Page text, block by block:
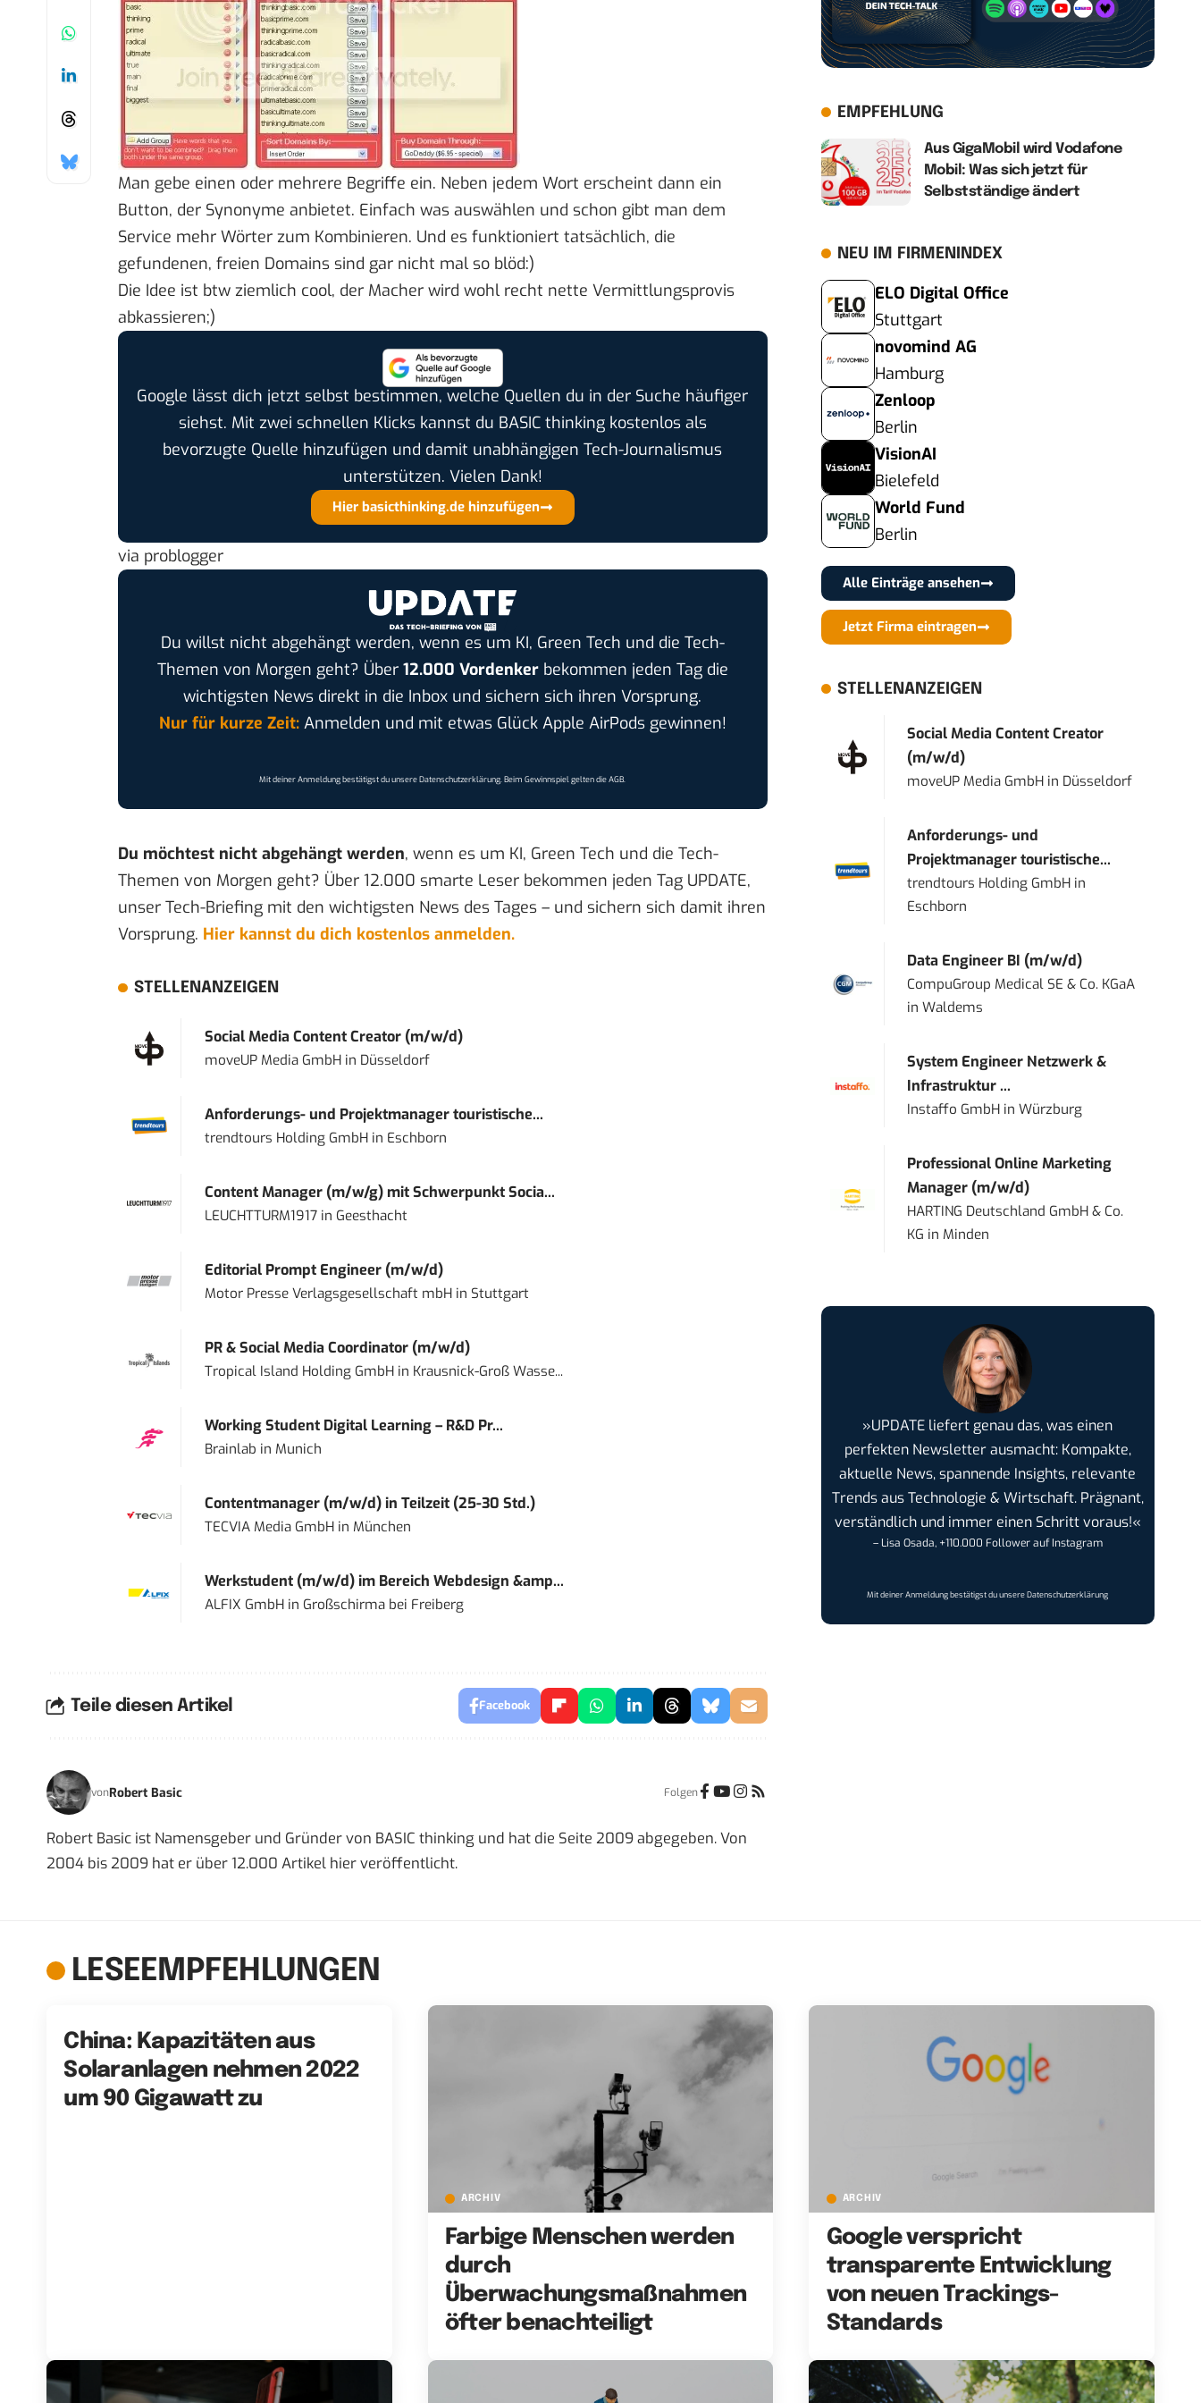
Man gebe einen oder mehrere Begriffe ein. Neben jedem Wort erscheint dann ein
Button, der Synonyme anbietet. Einfach was auswählen und schon gibt man dem
Service mehr Wörter zum Kombinieren. Und es funktioniert tatsächlich, die
gefundenen, freien Domains sind gar nicht mal so blöd:)
Die Idee ist btw ziemlich cool, der Macher wird wohl recht nette Vermittlungsprovis
abkassieren;)
Google lässt dich jetzt selbst bestimmen, welche Quellen du in der Suche häufiger
siehst. Mit zwei schnellen Klicks kannst du BASIC thinking kostenlos als
bevorzugte Quelle hinzufügen und damit unabhängigen Tech-Journalismus
unterstützen. Vielen Dank!
Hier basicthinking.de hinzufügen
via problogger
Du willst nicht abgehängt werden, wenn es um KI, Green Tech und die Tech-
Themen von Morgen geht? Über 12.000 Vordenkerbekommen jeden Tag die
wichtigsten News direkt in die Inbox und sichern sich ihren Vorsprung.
Nur für kurze Zeit:Anmelden und mit etwas Glück Apple AirPods gewinnen!
Mit deiner Anmeldung bestätigst du unsereDatenschutzerklärung. Beim Gewinnspiel gelten dieAGB.
Du möchtest nicht abgehängt werden, wenn es um KI, Green Tech und die Tech-
Themen von Morgen geht? Über 12.000 smarte Leser bekommen jeden Tag UPDATE,
unser Tech-Briefing mit den wichtigsten News des Tages – und sichern sich damit ihren
Vorsprung. Hier kannst du dich kostenlos anmelden.
STELLENANZEIGEN
Social Media Content Creator (m/w/d)
moveUP Media GmbHin Düsseldorf
Anforderungs- und Projektmanager touristische...
trendtours Holding GmbHin Eschborn
Content Manager (m/w/g) mit Schwerpunkt Socia...
LEUCHTTURM1917in Geesthacht
Editorial Prompt Engineer (m/w/d)
Motor Presse Verlagsgesellschaft mbHin Stuttgart
PR & Social Media Coordinator (m/w/d)
Tropical Island Holding GmbHin Krausnick-Groß Wasse...
Working Student Digital Learning – R&D Pr...
Brainlab in Munich
Contentmanager (m/w/d) in Teilzeit (25-30 Std.)
TECVIA Media GmbHin München
Werkstudent (m/w/d) im Bereich Webdesign &amp...
ALFIX GmbHin Großschirma bei Freiberg
Teile diesen Artikel Facebook
vonRobert Basic Folgen
Robert Basic ist Namensgeber und Gründer von BASIC thinking und hat die Seite 2009 abgegeben. Von
2004 bis 2009 hat er über 12.000 Artikel hier veröffentlicht.
EMPFEHLUNG
Aus GigaMobil wird Vodafone
Mobil: Was sich jetzt für
Selbstständige ändert
NEU IM FIRMENINDEX
ELO Digital Office
Stuttgart
novomind AG
Hamburg
Zenloop
Berlin
VisionAI
Bielefeld
World Fund
Berlin
Alle Einträge ansehen
Jetzt Firma eintragen
STELLENANZEIGEN
Social Media Content Creator
(m/w/d)
moveUP Media GmbH in Düsseldorf
Anforderungs- und
Projektmanager touristische...
trendtours Holding GmbH in
Eschborn
Data Engineer BI (m/w/d)
CompuGroup Medical SE & Co. KGaA
inWaldems
System Engineer Netzwerk &
Infrastruktur ...
Instaffo GmbH inWürzburg
Professional Online Marketing
Manager (m/w/d)
HARTING Deutschland GmbH & Co.
KG in Minden
»UPDATE liefert genau das, was einen
perfekten Newsletter ausmacht: Kompakte,
aktuelle News, spannende Insights, relevante
Trends aus Technologie & Wirtschaft. Prägnant,
verständlich und immer einen Schritt voraus!«
– Lisa Osada, +110.000 Follower auf Instagram
Mit deiner Anmeldung bestätigst du unsereDatenschutzerklärung
LESEEMPFEHLUNGEN
China: Kapazitäten aus
Solaranlagen nehmen 2022
um 90 Gigawatt zu
ARCHIV
Farbige Menschen werden
durch
Überwachungsmaßnahmen
öfter benachteiligt
ARCHIV
Google verspricht
transparente Entwicklung
von neuen Trackings-
Standards